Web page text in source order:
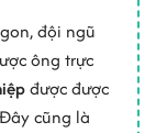
đội ngũ
ông trực
được được
cũng là